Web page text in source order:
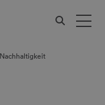
Nachhaltig­keit